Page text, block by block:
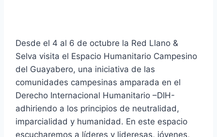
Desde el 4 al 6 de octubre la Red Llano &
Selva visita el Espacio Humanitario Campesino
del Guayabero, una iniciativa de las
comunidades campesinas amparada en el
Derecho Internacional Humanitario –DIH-
adhiriendo a los principios de neutralidad,
imparcialidad y humanidad. En este espacio
escucharemos a líderes y lideresas, jóvenes,